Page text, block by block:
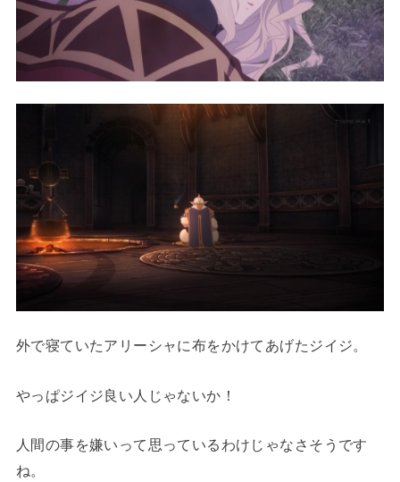
外で寝ていたアリーシャに布をかけてあげたジイジ。
やっぱジイジ良い人じゃないか！
人間の事を嫌いって思っているわけじゃなさそうです
ね。